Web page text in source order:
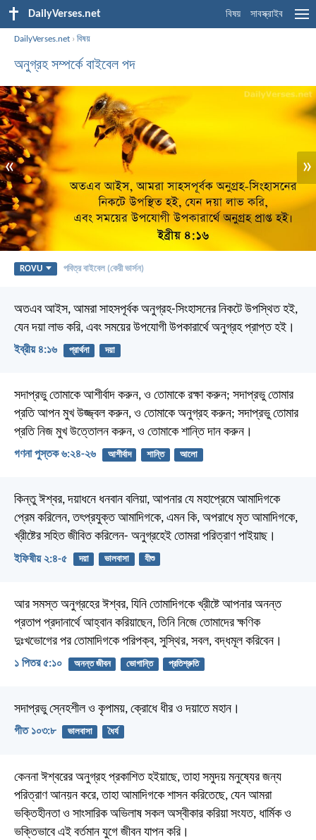
DailyVerses.net বিষয় সাবস্ক্রাইব
DailyVerses.net ›বিষয়
অনুগ্রহ সম্পর্কে বাইবেল পদ
« »
ROVU পবিত্র বাইবেল (কেরী ভার্সন)
অতএব আইস, আমরা সাহসপূর্বক অনুগ্রহ-সিংহাসনের নিকটে উপস্থিত হই,
যেন দয়া লাভ করি, এবং সময়ের উপযোগী উপকারার্থে অনুগ্রহ প্রাপ্ত হই।
ইব্রীয় ৪:১৬ প্রার্থনা দয়া
সদাপ্রভু তোমাকে আশীর্বাদ করুন, ও তোমাকে রক্ষা করুন; সদাপ্রভু তোমার
প্রতি আপন মুখ উজ্জ্বল করুন, ও তোমাকে অনুগ্রহ করুন; সদাপ্রভু তোমার
প্রতি নিজ মুখ উত্তোলন করুন, ও তোমাকে শান্তি দান করুন।
গণনা পুস্তক ৬:২৪-২৬ আশীর্বাদ শান্তি আলো
কিন্তু ঈশ্বর, দয়াধনে ধনবান বলিয়া, আপনার যে মহাপ্রেমে আমাদিগকে
প্রেম করিলেন, তৎপ্রযুক্ত আমাদিগকে, এমন কি, অপরাধে মৃত আমাদিগকে,
খ্রীষ্টের সহিত জীবিত করিলেন- অনুগ্রহেই তোমরা পরিত্রাণ পাইয়াছ।
ইফিষীয় ২:৪-৫ দয়া ভালবাসা যীশু
আর সমস্ত অনুগ্রহের ঈশ্বর, যিনি তোমাদিগকে খ্রীষ্টে আপনার অনন্ত
প্রতাপ প্রদানার্থে আহ্বান করিয়াছেন, তিনি নিজে তোমাদের ক্ষণিক
দুঃখভোগের পর তোমাদিগকে পরিপক্ব, সুস্থির, সবল, বদ্ধমূল করিবেন।
১ পিতর ৫:১০ অনন্ত জীবন ভোগান্তি প্রতিশ্রুতি
সদাপ্রভু স্নেহশীল ও কৃপাময়, ক্রোধে ধীর ও দয়াতে মহান।
গীত ১০৩:৮ ভালবাসা ধৈর্য
কেননা ঈশ্বরের অনুগ্রহ প্রকাশিত হইয়াছে, তাহা সমুদয় মনুষ্যের জন্য
পরিত্রাণ আনয়ন করে, তাহা আমাদিগকে শাসন করিতেছে, যেন আমরা
ভক্তিহীনতা ও সাংসারিক অভিলাষ সকল অস্বীকার করিয়া সংযত, ধার্মিক ও
ভক্তিভাবে এই বর্তমান যুগে জীবন যাপন করি।